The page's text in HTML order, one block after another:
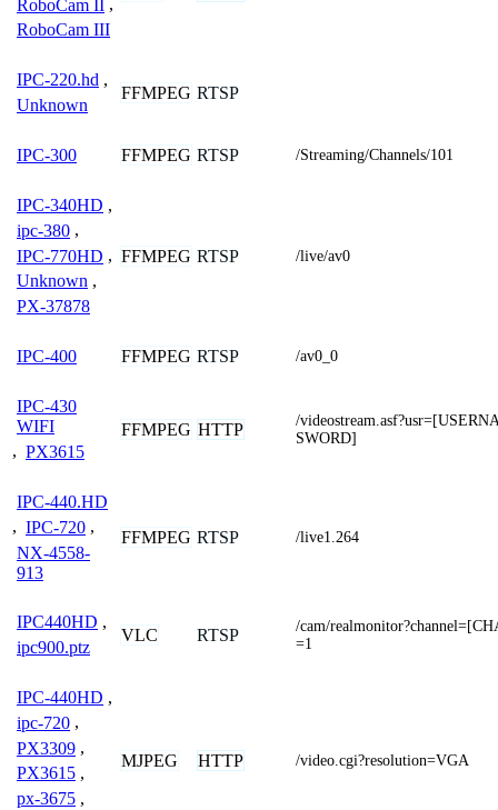
RoboCam II
,
RoboCam III
IPC-220.hd ,
Unknown
FFMPEG RTSP
IPC-300 FFMPEG RTSP /Streaming/Channels/101
IPC-340HD ,
ipc-380 ,
IPC-770HD ,
Unknown ,
PX-37878
FFMPEG RTSP /live/av0
IPC-400 FFMPEG RTSP /av0_0
IPC-430
WIFI
, PX3615
FFMPEG HTTP
/
SWORD]
IPC-440.HD
, IPC-720 ,
NX-4558-
913
FFMPEG RTSP /live1.264
IPC440HD ,
ipc900.ptz
VLC RTSP
/cam/
=1
IPC-440HD ,
ipc-720 ,
PX3309 ,
PX3615 ,
px-3675 ,
MJPEG HTTP /video.cgi?resolution=VGA